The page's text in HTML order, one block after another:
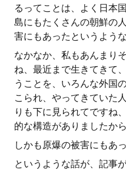
るってことは、よく日本
島にもたくさんの朝鮮の
害にもあったというよう
なかなか、私もあんまり
ね、最近まで生きてきて
うことを、いろんな外国
こられ、やってきていた
りも下に見られてですね
的な構造がありましたから
しかも原爆の被害にもあ
というような話が、記事